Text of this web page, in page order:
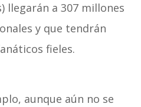
llegarán a 307 millones
y que tendrán
fieles.
aunque aún no se